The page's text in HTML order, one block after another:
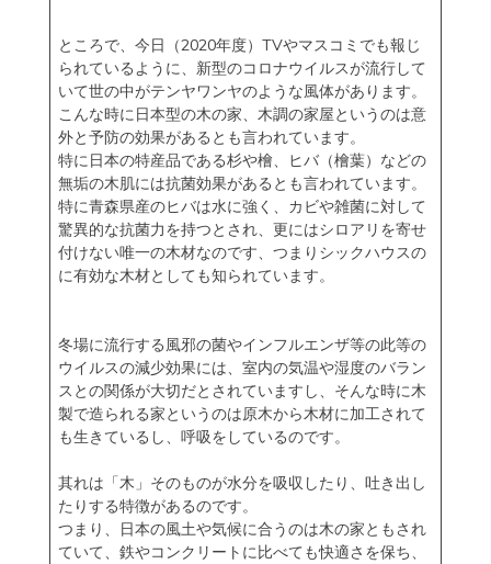
ところで、今日（2020年度）TVやマスコミでも報じ
られているように、新型のコロナウイルスが流行して
いて世の中がテンヤワンヤのような風体があります。
こんな時に日本型の木の家、木調の家屋というのは意
外と予防の効果があるとも言われています。
特に日本の特産品である杉や檜、ヒバ（檜葉）などの
無垢の木肌には抗菌効果があるとも言われています。
特に青森県産のヒバは水に強く、カビや雑菌に対して
驚異的な抗菌力を持つとされ、更にはシロアリを寄せ
付けない唯一の木材なのです、つまりシックハウスの
に有効な木材としても知られています。
冬場に流行する風邪の菌やインフルエンザ等の此等の
ウイルスの減少効果には、室内の気温や湿度のバラン
スとの関係が大切だとされていますし、そんな時に木
製で造られる家というのは原木から木材に加工されて
も生きているし、呼吸をしているのです。
其れは「木」そのものが水分を吸収したり、吐き出し
たりする特徴があるのです。
つまり、日本の風土や気候に合うのは木の家ともされ
ていて、鉄やコンクリートに比べても快適さを保ち、